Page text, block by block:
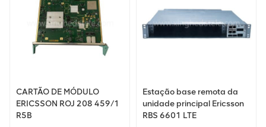
CARTÃO DE MÓDULO
ERICSSON ROJ 208 459/1
R5B
Estação base remota da
unidade principal Ericsson
RBS 6601 LTE